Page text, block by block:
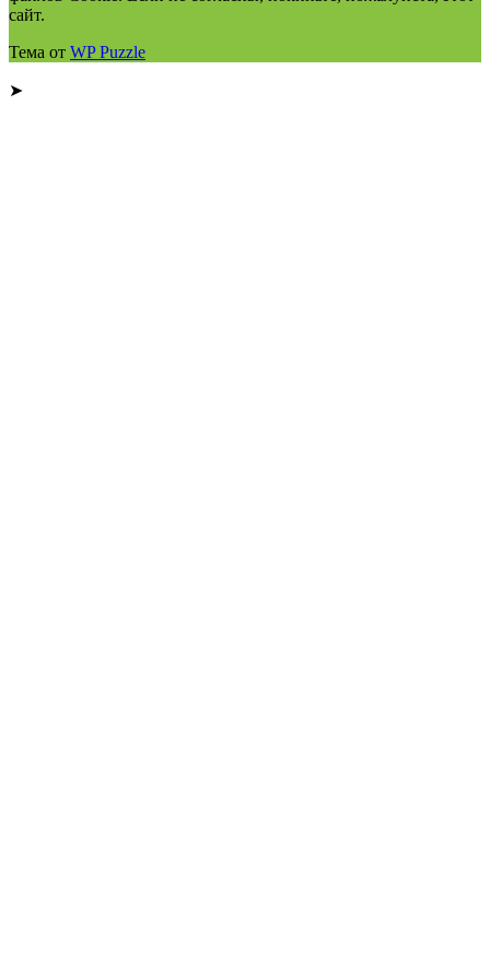
сайт.
Тема от WP Puzzle
➤